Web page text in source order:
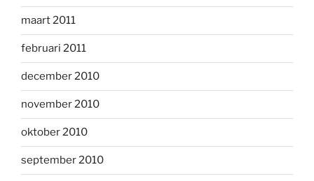
maart 2011
februari 2011
december 2010
november 2010
oktober 2010
september 2010